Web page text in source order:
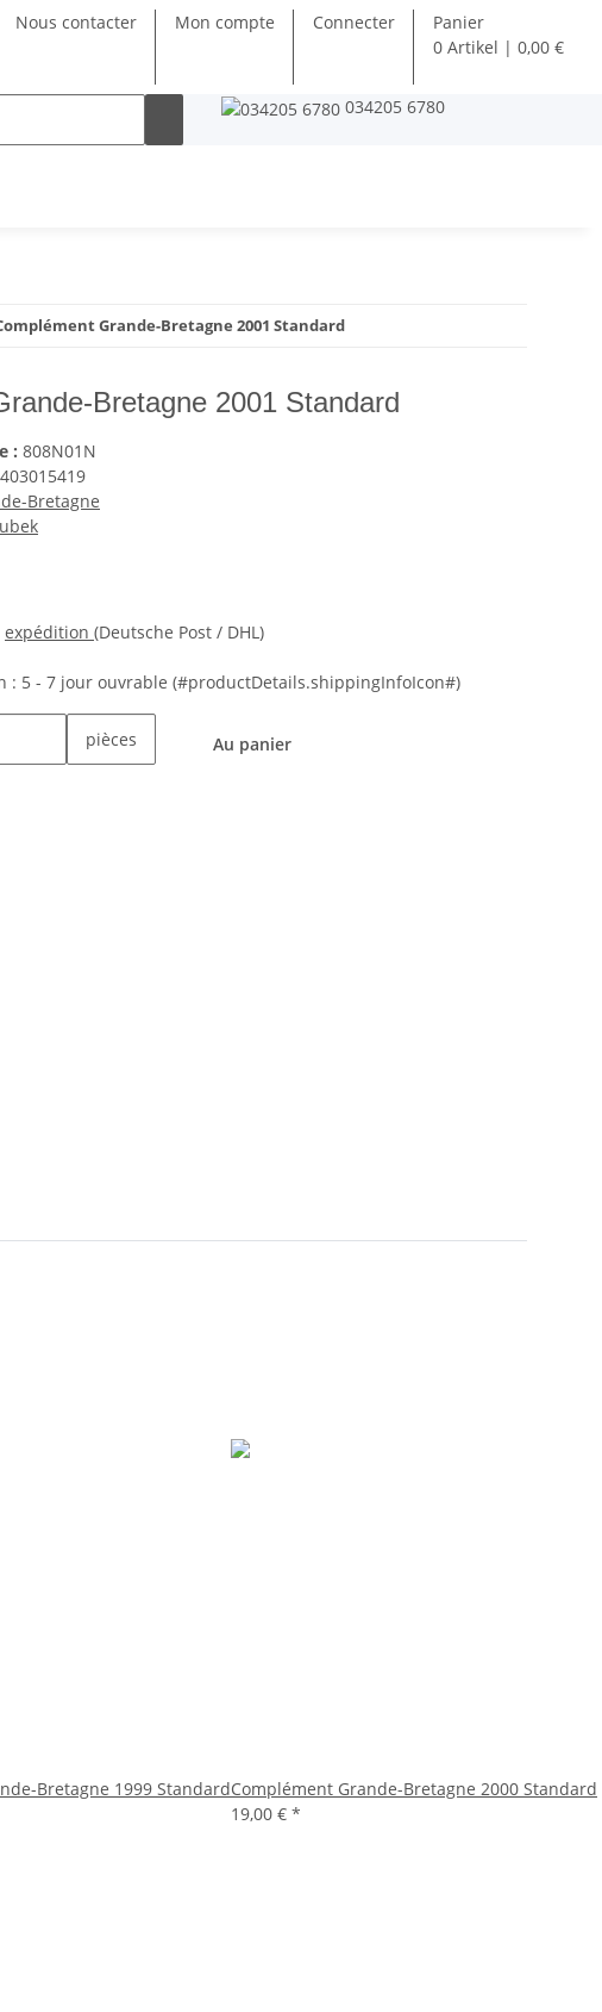
Nous contacter Mon compte Connecter
Panier
0 Artikel | 0,00 €
034205 6780
Grande-Bretagne 2001 Standard
Bretagne 2001 Standard
: 808N01N
Bretagne
expédition (Deutsche Post / DHL)
: 5 - 7 jour ouvrable (#productDetails.shippingInfoIcon#)
pièces Au panier
Bretagne 1999 StandardComplément Grande-Bretagne 2000 Standard
19,00 € *